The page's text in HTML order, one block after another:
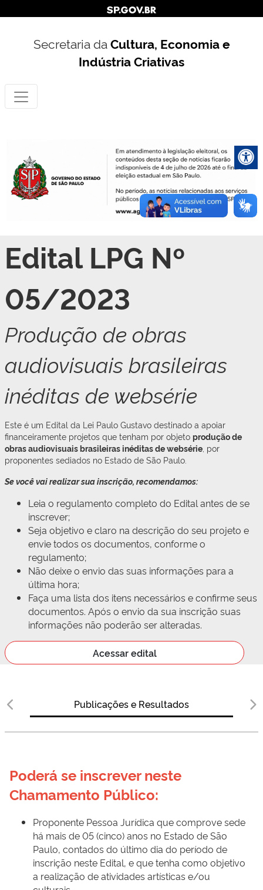
Secretaria daCultura, Economia e
Indústria Criativas
Edital LPG Nº
05/2023
Produção de obras
audiovisuais brasileiras
inéditas de websérie
Este é um Edital da Lei Paulo Gustavo destinado a apoiar
financeiramente projetos que tenham por objeto produção de
obras audiovisuais brasileiras inéditas de websérie , por
proponentes sediados no Estado de São Paulo.
Se você vai realizar sua inscrição, recomendamos:
Leia o regulamento completo do Edital antes de se
inscrever;
Seja objetivo e claro na descrição do seu projeto e
envie todos os documentos, conforme o
regulamento;
Não deixe o envio das suas informações para a
última hora;
Faça uma lista dos itens necessários e confirme seus
documentos. Após o envio da sua inscrição suas
informações não poderão ser alteradas.
Acessar edital
Publicações e Resultados
Poderá se inscrever neste
Chamamento Público:
Proponente Pessoa Jurídica que comprove sede
há mais de 05 (cinco) anos no Estado de São
Paulo, contados do último dia do período de
inscrição neste Edital, e que tenha como objetivo
a realização de atividades artísticas e/ou